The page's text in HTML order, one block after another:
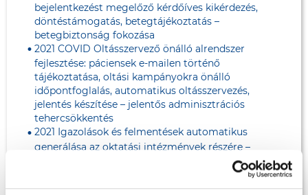
bejelentkezést megelőző kérdőíves kikérdezés,
döntéstámogatás, betegtájékoztatás –
betegbiztonság fokozása
2021 COVID Oltásszervező önálló alrendszer
fejlesztése: páciensek e-mailen történő
tájékoztatása, oltási kampányokra önálló
időpontfoglalás, automatikus oltásszervezés,
jelentés készítése – jelentős adminisztrációs
tehercsökkentés
2021 Igazolások és felmentések automatikus
generálása az oktatási intézmények részére –
szakmailag felesleges, jelentős adminisztrációs
többlet terhet jelentő feladat informatikai
leegyszerűsítése, megkönnyítése